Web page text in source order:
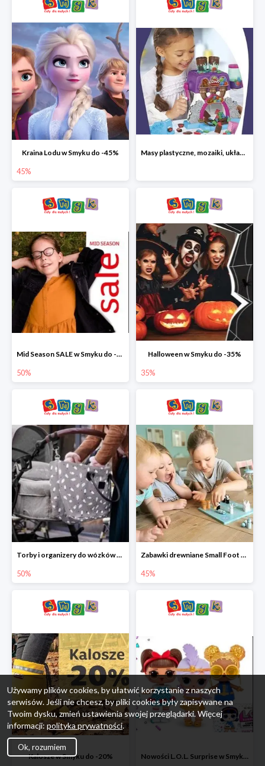
Kraina Lodu w Smyku do -45%
45%
Masy plastyczne, mozaiki, układanki do -45%
Mid Season SALE w Smyku do -50%
50%
Halloween w Smyku do -35%
35%
Torby i organizery do wózków w Smyku do -50%
50%
Zabawki drewniane Small Foot do -45%
45%
Kalosze w Smyku do -20% Nowości L.O.L. Surprise w Smyku do -45%
Używamy plików cookies, by ułatwić korzystanie z naszych
serwisów. Jeśli nie chcesz, by pliki cookies były zapisywane na
Twoim dysku, zmień ustawienia swojej przeglądarki. Więcej
informacji: polityka prywatności.
Ok, rozumiem